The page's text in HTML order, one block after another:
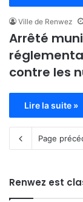
Ville de Renwez
Arrêté
contre les
Lire la suite »
Page
Renwez est